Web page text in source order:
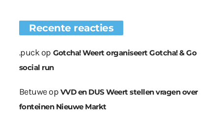
Recente reacties
.puckop Gotcha! Weert organiseert Gotcha! & Go
social run
Betuweop VVD en DUS Weert stellen vragen over
fonteinen Nieuwe Markt